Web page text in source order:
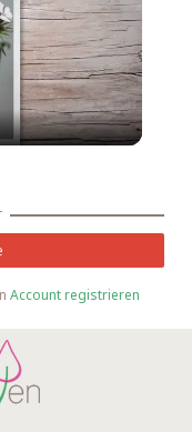
Account registrieren